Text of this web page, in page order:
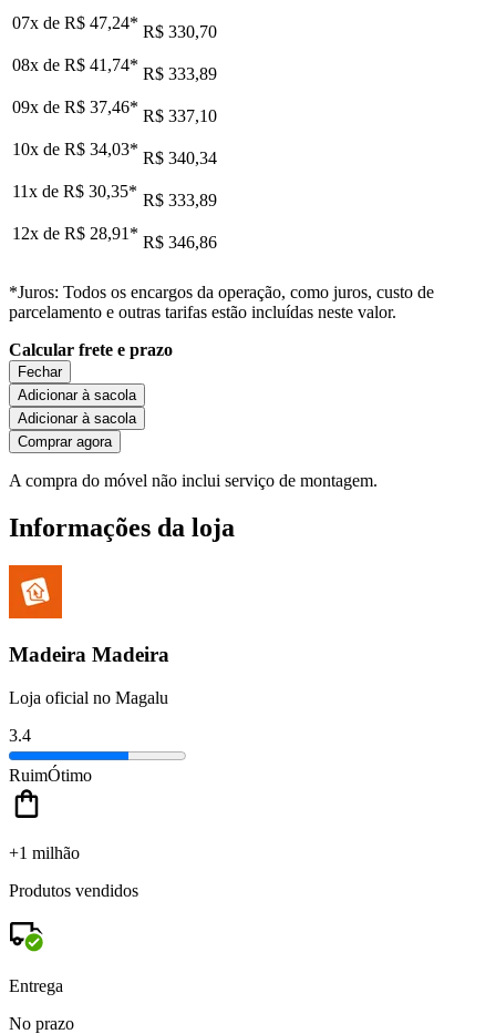
07x de R$ 47,24* R$ 330,70
08x de R$ 41,74* R$ 333,89
09x de R$ 37,46* R$ 337,10
10x de R$ 34,03* R$ 340,34
11x de R$ 30,35* R$ 333,89
12x de R$ 28,91 * R$ 346,86
*Juros: Todos os encargos da operação, como juros, custo de
parcelamento e outras tarifas estão incluídas neste valor.
Calcular frete e prazo
Fechar
Adicionar à sacola
Adicionar à sacola
Comprar agora
A compra do móvel não inclui serviço de montagem.
Informações da loja
Madeira Madeira
Loja oficial no Magalu
3.4
RuimÓtimo
+1 milhão
Produtos vendidos
Entrega
No prazo